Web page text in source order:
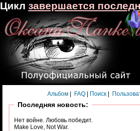
Альбом FAQ Поиск
Последняя новость:
Нет войне. Любовь победит.
Make Love, Not War.
Цикл завершается